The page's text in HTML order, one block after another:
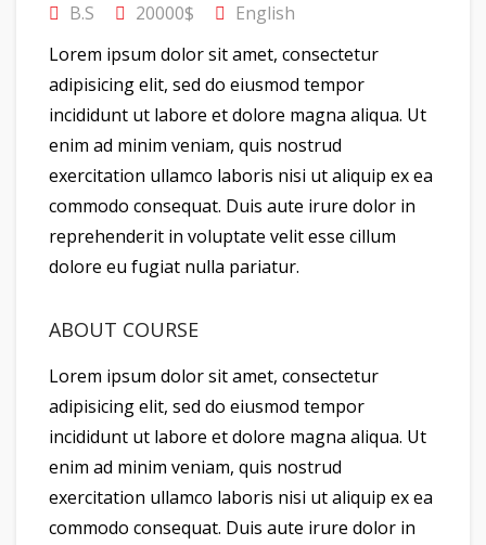
B.S
20000$
English
Lorem ipsum dolor sit amet, consectetur
adipisicing elit, sed do eiusmod tempor
incididunt ut labore et dolore magna aliqua. Ut
enim ad minim veniam, quis nostrud
exercitation ullamco laboris nisi ut aliquip ex ea
commodo consequat. Duis aute irure dolor in
reprehenderit in voluptate velit esse cillum
dolore eu fugiat nulla pariatur.
ABOUT COURSE
Lorem ipsum dolor sit amet, consectetur
adipisicing elit, sed do eiusmod tempor
incididunt ut labore et dolore magna aliqua. Ut
enim ad minim veniam, quis nostrud
exercitation ullamco laboris nisi ut aliquip ex ea
commodo consequat. Duis aute irure dolor in